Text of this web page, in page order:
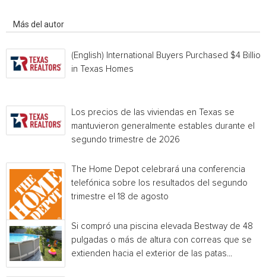
Más del autor
(English) International Buyers Purchased $4 Billion
in Texas Homes
Los precios de las viviendas en Texas se
mantuvieron generalmente estables durante el
segundo trimestre de 2026
The Home Depot celebrará una conferencia
telefónica sobre los resultados del segundo
trimestre el 18 de agosto
Si compró una piscina elevada Bestway de 48
pulgadas o más de altura con correas que se
extienden hacia el exterior de las patas...